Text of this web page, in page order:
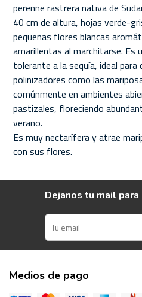
perenne rastrera nativa de
40 cm de altura, hojas verde-
pequeñas flores blancas
amarillentas al marchitarse. Es
tolerante a la sequía, ideal
polinizadores como las
comúnmente en ambientes
pastizales, floreciendo
verano.
Es muy nectarífera y atrae
con sus flores.
Dejanos tu mail
Medios de pago